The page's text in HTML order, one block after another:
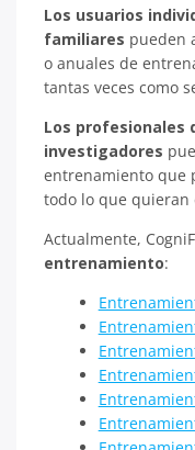
Los usuarios
familiares pueden
o anuales de
tantas veces como
Los profesionales
investigadores
entrenamiento que
todo lo que quieran
Actualmente,
entrenamiento: